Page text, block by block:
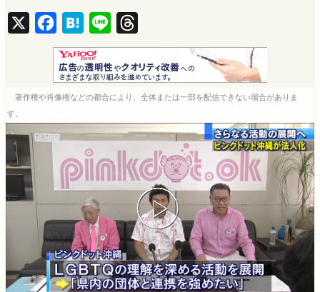
a
c
e
H
a
t
e
a
i
n
e
h
r
e
d
著作権や肖像権などの都合により、全体または一部を配信できない場合がありま
す。